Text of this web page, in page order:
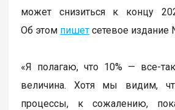
может снизиться к концу
Об этом пишет сетевое издание
«Я полагаю, что 10% — все-
величина. Хотя мы видим,
процессы, к сожалению,